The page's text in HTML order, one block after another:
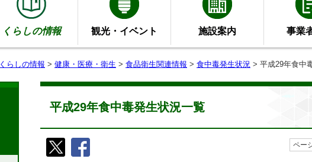
くらしの情報 観光・イベント 施設案内 事業
くらしの情報 > 健康・医療・衛生 > 食品衛生関連情報 > 食中毒発生状況 > 平成29年食中
平成29年食中毒発生状況一覧
ペー